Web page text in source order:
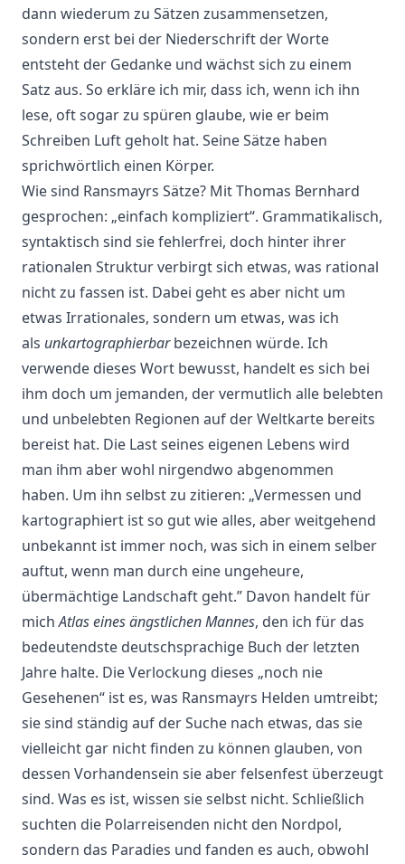
dann wiederum zu Sätzen zusammensetzen,
sondern erst bei der Niederschrift der Worte
entsteht der Gedanke und wächst sich zu einem
Satz aus. So erkläre ich mir, dass ich, wenn ich ihn
lese, oft sogar zu spüren glaube, wie er beim
Schreiben Luft geholt hat. Seine Sätze haben
sprichwörtlich einen Körper.
Wie sind Ransmayrs Sätze? Mit Thomas Bernhard
gesprochen: „einfach kompliziert“. Grammatikalisch,
syntaktisch sind sie fehlerfrei, doch hinter ihrer
rationalen Struktur verbirgt sich etwas, was rational
nicht zu fassen ist. Dabei geht es aber nicht um
etwas Irrationales, sondern um etwas, was ich
als unkartographierbarbezeichnen würde. Ich
verwende dieses Wort bewusst, handelt es sich bei
ihm doch um jemanden, der vermutlich alle belebten
und unbelebten Regionen auf der Weltkarte bereits
bereist hat. Die Last seines eigenen Lebens wird
man ihm aber wohl nirgendwo abgenommen
haben. Um ihn selbst zu zitieren: „Vermessen und
kartographiert ist so gut wie alles, aber weitgehend
unbekannt ist immer noch, was sich in einem selber
auftut, wenn man durch eine ungeheure,
übermächtige Landschaft geht.” Davon handelt für
michAtlas eines ängstlichen Mannes, den ich für das
bedeutendste deutschsprachige Buch der letzten
Jahre halte. Die Verlockung dieses „noch nie
Gesehenen“ ist es, was Ransmayrs Helden umtreibt;
sie sind ständig auf der Suche nach etwas, das sie
vielleicht gar nicht finden zu können glauben, von
dessen Vorhandensein sie aber felsenfest überzeugt
sind. Was es ist, wissen sie selbst nicht. Schließlich
suchten die Polarreisenden nicht den Nordpol,
sondern das Paradies und fanden es auch, obwohl